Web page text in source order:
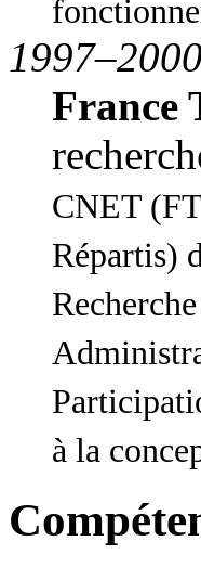
1997–2000
France
CNET
Répartis)
à la